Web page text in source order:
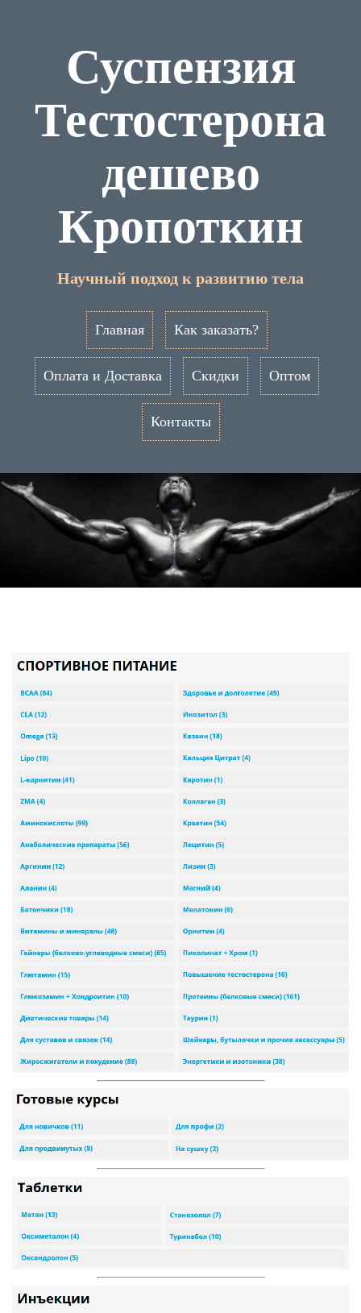
Суспензия
Тестостерона
дешево
Кропоткин
Научный подход к развитию тела
Главная Как заказать?
Оплата и Доставка Скидки Оптом
Контакты